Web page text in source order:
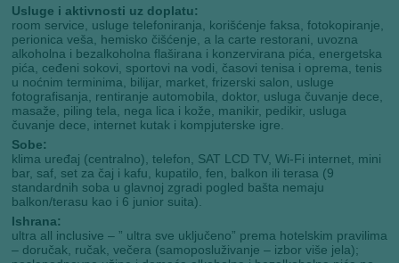
Usluge i aktivnosti uz doplatu:
room service, usluge telefoniranja, korišćenje faksa, fotokopiranje,
perionica veša, hemisko čišćenje, a la carte restorani, uvozna
alkoholna i bezalkoholna flaširana i konzervirana pića, energetska
pića, ceđeni sokovi, sportovi na vodi, časovi tenisa i oprema, tenis
u noćnim terminima, bilijar, market, frizerski salon, usluge
fotografisanja, rentiranje automobila, doktor, usluga čuvanje dece,
masaže, piling tela, nega lica i kože, manikir, pedikir, usluga
čuvanje dece, internet kutak i kompjuterske igre.
Sobe:
klima uređaj (centralno), telefon, SAT LCD TV, Wi-Fi internet, mini
bar, saf, set za čaj i kafu, kupatilo, fen, balkon ili terasa (9
standardnih soba u glavnoj zgradi pogled bašta nemaju
balkon/terasu kao i 6 junior suita).
Ishrana:
ultra all inclusive – ” ultra sve uključeno” prema hotelskim pravilima
– doručak, ručak, večera (samoposluživanje – izbor više jela);